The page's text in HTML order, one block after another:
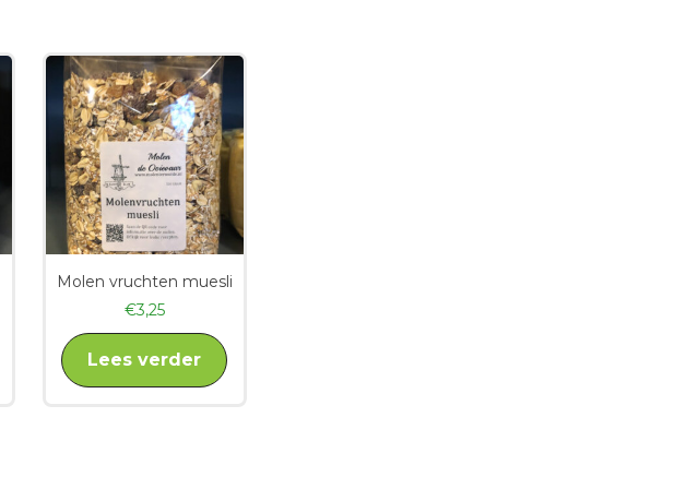
Molen vruchten muesli
€3,25
Lees verder